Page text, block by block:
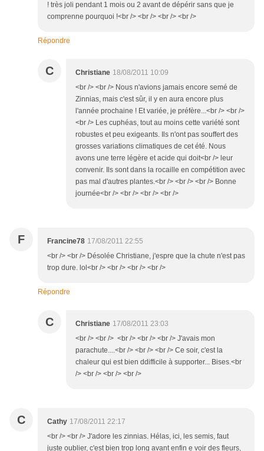
! très joli pendant 1 mois ou 2 avant de dépérir sans que je
comprenne pourquoi !<br /> <br /> <br /> <br />
Répondre
C Christiane 18/08/2011 10:09
<br /> <br /> Nous n'avions jamais encore semé de
Zinnias, mais c'est sûr, il y en aura encore plus
l'année prochaine ! Et variée, je préfère...<br /> <br />
<br /> Les cuphéas, tout au moins cette variété sont
robustes et peu exigeants. Ils n'ont pas souffert des
grosses variations climatiques de cet été. Nous
avons une terre légère et acide qui doit<br /> leur
convenir. Ils sont dans la rocaille en compétition avec
pas mal d'autres plantes.<br /> <br /> <br /> Bonne
journée<br /> <br /> <br /> <br />
F Francine78 17/08/2011 22:55
<br /> <br /> Désolée Christiane, j'espre que la chute n'est pas
trop dure. lol<br /> <br /> <br /> <br />
Répondre
C Christiane 17/08/2011 23:03
<br /> <br /> <br /> <br /> <br /> J'avais mon
parachute....<br /> <br /> <br /> Ce soir, c'est la
chaleur qui est bien ddifficile à supporter... Bises.<br
/> <br /> <br /> <br />
C Cathy 17/08/2011 22:17
<br /> <br /> J'adore les zinnias. Hélas, ici, les semis, faut
juste oublier, c'est bien trop long avant enfin e voir des fleurs,